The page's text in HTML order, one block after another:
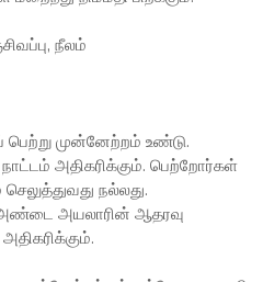
நீலம்
முன்னேற்றம் உண்டு.
அதிகரிக்கும். பெற்றோர்கள்
நல்லது.
அயலாரின் ஆதரவு